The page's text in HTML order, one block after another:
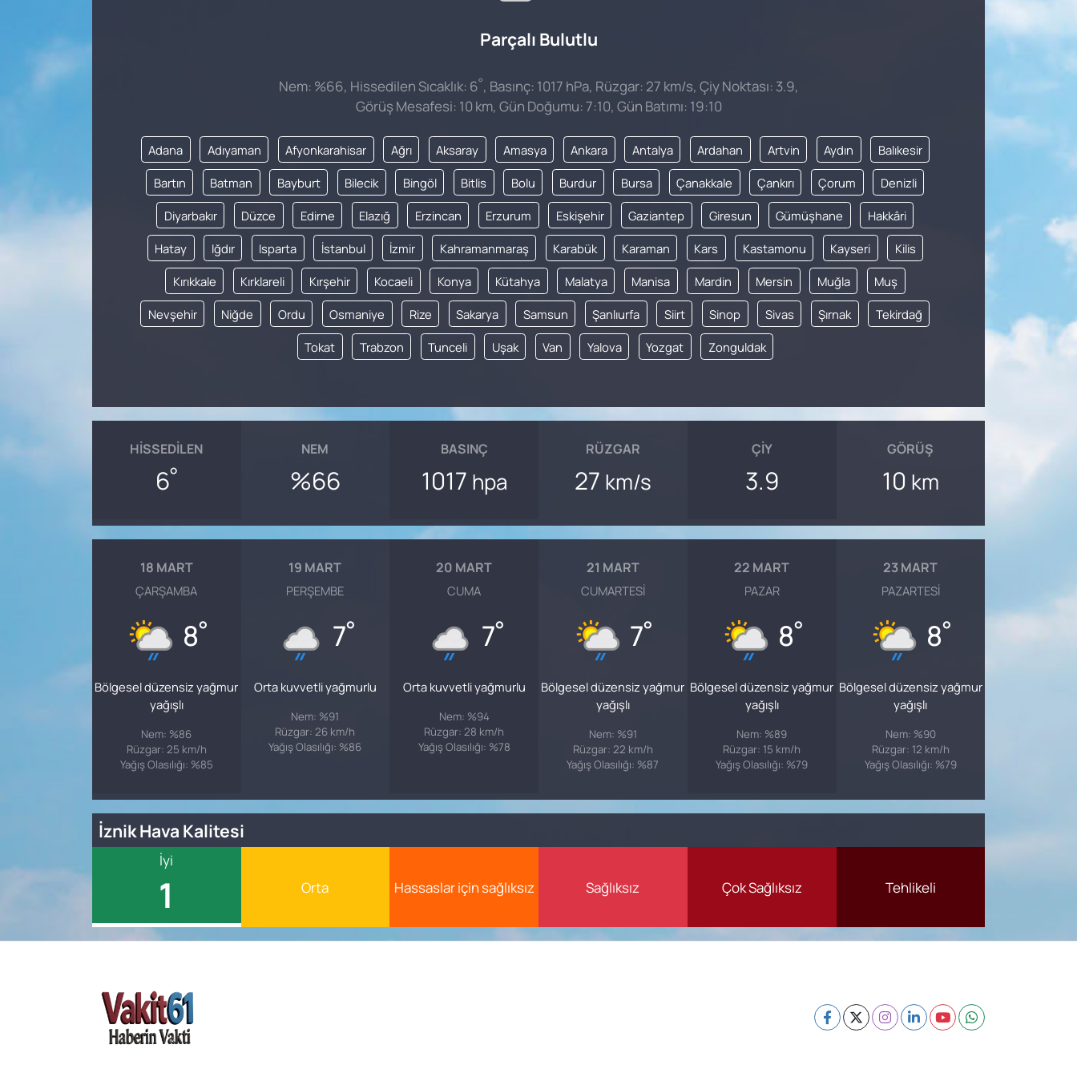
Parçalı Bulutlu
Nem: %66, Hissedilen Sıcaklık: 6°, Basınç: 1017 hPa, Rüzgar: 27 km/s, Çiy Noktası: 3.9,
Görüş Mesafesi: 10 km, Gün Doğumu: 7:10, Gün Batımı: 19:10
Adana Adıyaman Afyonkarahisar Ağrı Aksaray Amasya Ankara Antalya Ardahan Artvin Aydın Balıkesir
Bartın Batman Bayburt Bilecik Bingöl Bitlis Bolu Burdur Bursa Çanakkale Çankırı Çorum Denizli
Diyarbakır Düzce Edirne Elazığ Erzincan Erzurum Eskişehir Gaziantep Giresun Gümüşhane Hakkâri
Hatay Iğdır Isparta İstanbul İzmir Kahramanmaraş Karabük Karaman Kars Kastamonu Kayseri Kilis
Kırıkkale Kırklareli Kırşehir Kocaeli Konya Kütahya Malatya Manisa Mardin Mersin Muğla Muş
Nevşehir Niğde Ordu Osmaniye Rize Sakarya Samsun Şanlıurfa Siirt Sinop Sivas Şırnak Tekirdağ
Tokat Trabzon Tunceli Uşak Van Yalova Yozgat Zonguldak
HISSEDILEN
6°
NEM
%66
BASINÇ
1017 hpa
RÜZGAR
27 km/s
ÇIY
3.9
GÖRÜŞ
10 km
18 MART
ÇARŞAMBA
8°
Bölgesel düzensiz yağmur
yağışlı
Nem: %86
Rüzgar: 25 km/h
Yağış Olasılığı: %85
19 MART
PERŞEMBE
7°
Orta kuvvetli yağmurlu
Nem: %91
Rüzgar: 26 km/h
Yağış Olasılığı: %86
20 MART
CUMA
7°
Orta kuvvetli yağmurlu
Nem: %94
Rüzgar: 28 km/h
Yağış Olasılığı: %78
21 MART
CUMARTESI
7°
Bölgesel düzensiz yağmur
yağışlı
Nem: %91
Rüzgar: 22 km/h
Yağış Olasılığı: %87
22 MART
PAZAR
8°
Bölgesel düzensiz yağmur
yağışlı
Nem: %89
Rüzgar: 15 km/h
Yağış Olasılığı: %79
23 MART
PAZARTESI
8°
Bölgesel düzensiz yağmur
yağışlı
Nem: %90
Rüzgar: 12 km/h
Yağış Olasılığı: %79
İznik Hava Kalitesi
İyi
1 Orta Hassaslar için sağlıksız Sağlıksız Çok Sağlıksız Tehlikeli